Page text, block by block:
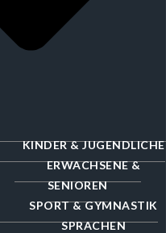
KINDER & JUGENDLICHE
ERWACHSENE &
SENIOREN
SPORT & GYMNASTIK
SPRACHEN